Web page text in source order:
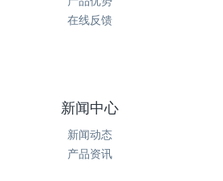
在线反馈
新闻中心
新闻动态
产品资讯